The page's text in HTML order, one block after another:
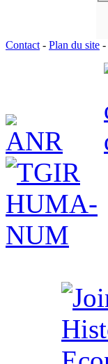
Contact - Plan du site -